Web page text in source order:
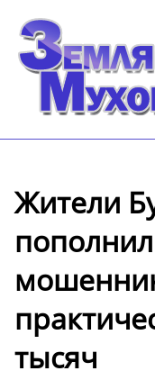
Жители
тысяч